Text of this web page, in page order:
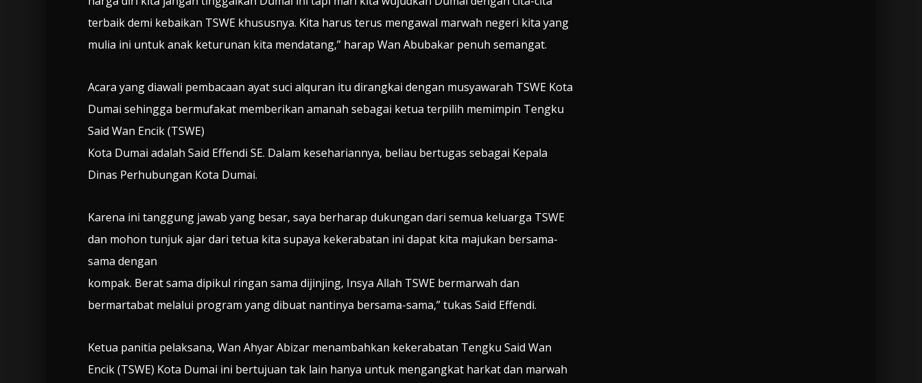
terbaik demi kebaikan TSWE khususnya. Kita harus terus mengawal marwah negeri kita yang
mulia ini untuk anak keturunan kita mendatang,” harap Wan Abubakar penuh semangat.
Acara yang diawali pembacaan ayat suci alquran itu dirangkai dengan musyawarah TSWE Kota
Dumai sehingga bermufakat memberikan amanah sebagai ketua terpilih memimpin Tengku
Said Wan Encik (TSWE)
Kota Dumai adalah Said Effendi SE. Dalam kesehariannya, beliau bertugas sebagai Kepala
Dinas Perhubungan Kota Dumai.
Karena ini tanggung jawab yang besar, saya berharap dukungan dari semua keluarga TSWE
dan mohon tunjuk ajar dari tetua kita supaya kekerabatan ini dapat kita majukan bersama-
sama dengan
kompak. Berat sama dipikul ringan sama dijinjing, Insya Allah TSWE bermarwah dan
bermartabat melalui program yang dibuat nantinya bersama-sama,” tukas Said Effendi.
Ketua panitia pelaksana, Wan Ahyar Abizar menambahkan kekerabatan Tengku Said Wan
Encik (TSWE) Kota Dumai ini bertujuan tak lain hanya untuk mengangkat harkat dan marwah